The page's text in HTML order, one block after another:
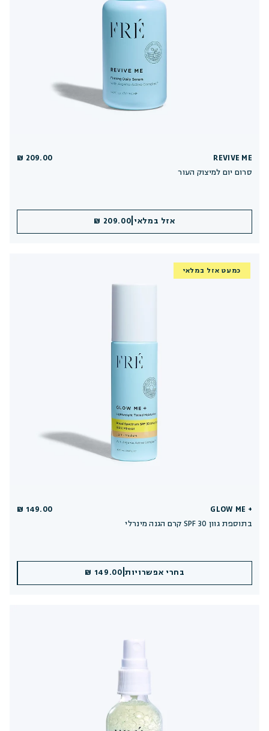
REVIVE ME
סרום יום למיצוק העור
209.00 ₪
אזל במלאי 209.00 ₪
כמעט אזל במלאי
GLOW ME +
קרם הגנה מינרלי SPF 30 בתוספת גוון
149.00 ₪
בחרי אפשרויות|
149.00 ₪ הוספה לסל|
149.00 ₪